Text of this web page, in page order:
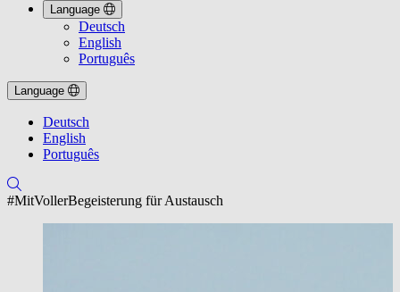
Language
Deutsch
English
Português
Language
Deutsch
English
Português
#MitVollerBegeisterung für Austausch